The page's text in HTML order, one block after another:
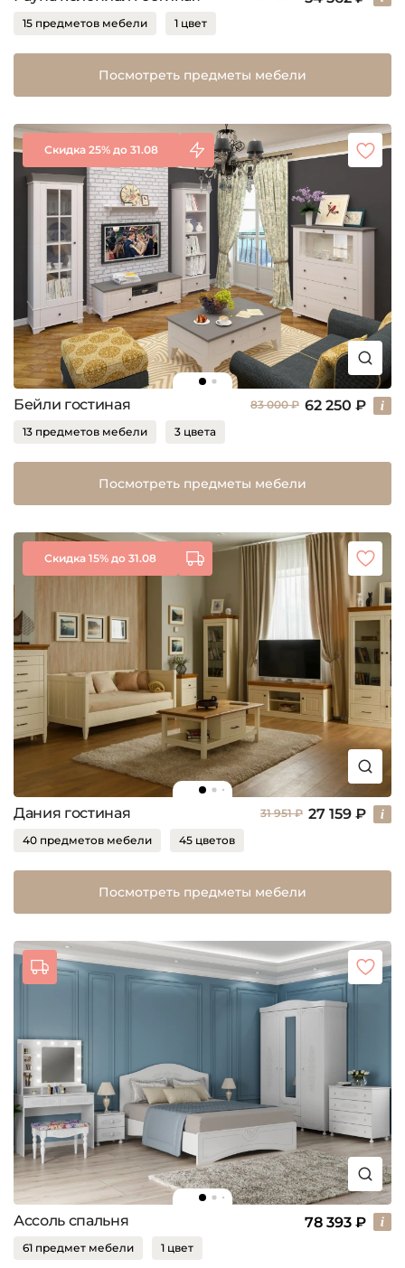
15 предметов мебели 1 цвет
Посмотреть предметы мебели
Скидка 25% до 31.08
Бейли гостиная 83 000 ₽ 62 250 ₽
13 предметов мебели 3 цвета
Посмотреть предметы мебели
Скидка 15% до 31.08
Дания гостиная 31 951 ₽ 27 159 ₽
40 предметов мебели 45 цветов
Посмотреть предметы мебели
Ассоль спальня 78 393 ₽
61 предмет мебели 1 цвет